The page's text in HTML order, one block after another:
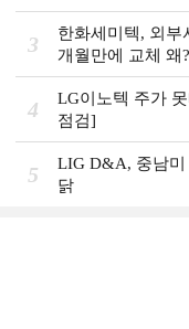
3
한화세미텍, 외부
개월만에 교체 왜?
4
LG이노텍 주가
점검]
5
LIG D&A, 중남미
닭